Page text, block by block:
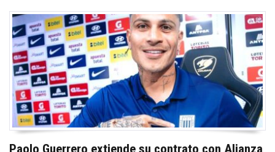
Paolo Guerrero extiende su contrato con Alianza